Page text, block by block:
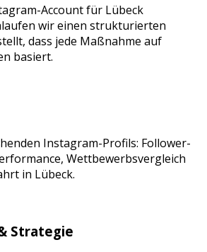
-Account für Lübeck
wir einen strukturierten
dass jede Maßnahme auf
basiert.
Instagram-Profils: Follower-
Wettbewerbsvergleich
in Lübeck.
Strategie